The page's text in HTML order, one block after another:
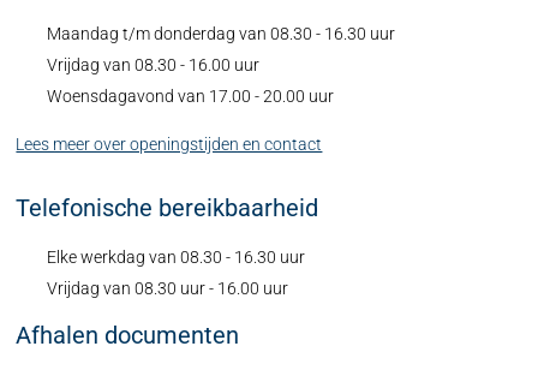
Maandag t/m donderdag van 08.30 - 16.30 uur
Vrijdag van 08.30 - 16.00 uur
Woensdagavond van 17.00 - 20.00 uur
Lees meer over openingstijden en contact
Telefonische bereikbaarheid
Elke werkdag van 08.30 - 16.30 uur
Vrijdag van 08.30 uur - 16.00 uur
Afhalen documenten